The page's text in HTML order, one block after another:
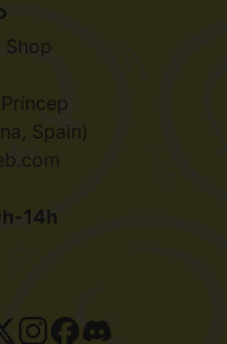
Shop
Spain)
14h